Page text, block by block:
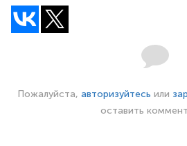
Пожалуйста, авторизуйтесь или
оставить